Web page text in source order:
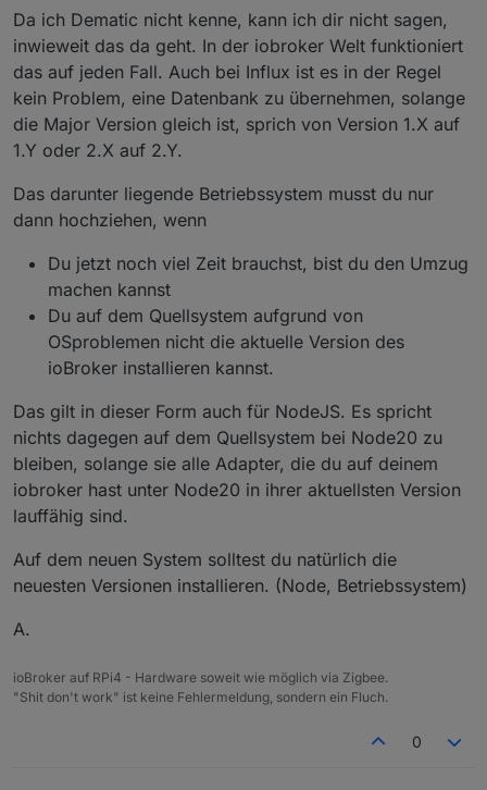
Da ich Dematic nicht kenne, kann ich dir nicht sagen,
inwieweit das da geht. In der iobroker Welt funktioniert
das auf jeden Fall. Auch bei Influx ist es in der Regel
kein Problem, eine Datenbank zu übernehmen, solange
die Major Version gleich ist, sprich von Version 1.X auf
1.Y oder 2.X auf 2.Y.
Das darunter liegende Betriebssystem musst du nur
dann hochziehen, wenn
Du jetzt noch viel Zeit brauchst, bist du den Umzug
machen kannst
Du auf dem Quellsystem aufgrund von
OSproblemen nicht die aktuelle Version des
ioBroker installieren kannst.
Das gilt in dieser Form auch für NodeJS. Es spricht
nichts dagegen auf dem Quellsystem bei Node20 zu
bleiben, solange sie alle Adapter, die du auf deinem
iobroker hast unter Node20 in ihrer aktuellsten Version
lauffähig sind.
Auf dem neuen System solltest du natürlich die
neuesten Versionen installieren. (Node, Betriebssystem)
A.
ioBroker auf RPi4 - Hardware soweit wie möglich via Zigbee.
"Shit don't work" ist keine Fehlermeldung, sondern ein Fluch.
0